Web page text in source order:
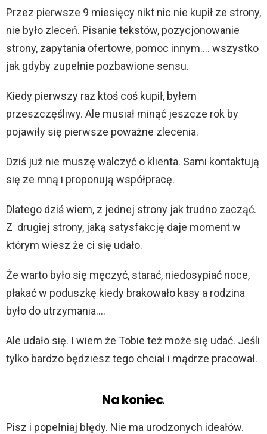
Przez pierwsze 9 miesięcy nikt nic nie kupił ze strony,
nie było zleceń. Pisanie tekstów, pozycjonowanie
strony, zapytania ofertowe, pomoc innym…. wszystko
jak gdyby zupełnie pozbawione sensu.
Kiedy pierwszy raz ktoś coś kupił, byłem
przeszczęśliwy. Ale musiał minąć jeszcze rok by
pojawiły się pierwsze poważne zlecenia.
Dziś już nie muszę walczyć o klienta. Sami kontaktują
się ze mną i proponują współpracę.
Dlatego dziś wiem, z jednej strony jak trudno zacząć.
Z drugiej strony, jaką satysfakcję daje moment w
którym wiesz że ci się udało.
Że warto było się męczyć, starać, niedosypiać noce,
płakać w poduszkę kiedy brakowało kasy a rodzina
było do utrzymania….
Ale udało się. I wiem że Tobie też może się udać. Jeśli
tylko bardzo będziesz tego chciał i mądrze pracował.
Na koniec.
Pisz i popełniaj błędy. Nie ma urodzonych ideałów.